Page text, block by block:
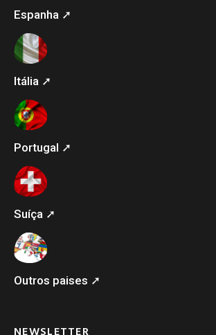
Espanha ➚
Itália ➚
Portugal ➚
Suíça ➚
Outros paises ➚
NEWSLETTER